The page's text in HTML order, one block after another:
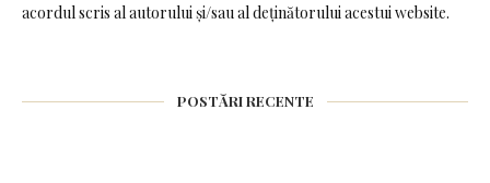
acordul scris al autorului și/sau al deținătorului acestui website.
POSTĂRI RECENTE